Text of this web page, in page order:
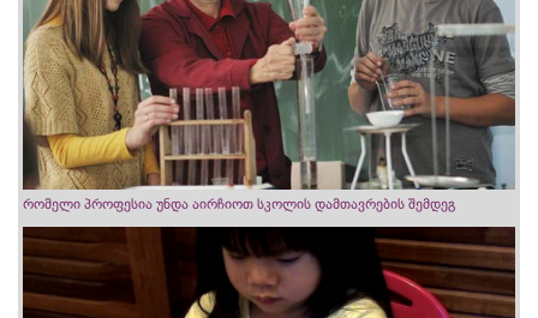
რომელი პროფესია უნდა აირჩიოთ სკოლის დამთავრების შემდეგ